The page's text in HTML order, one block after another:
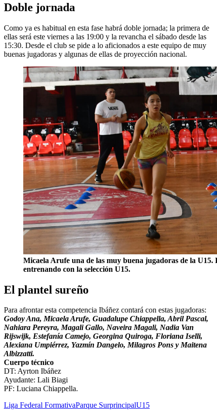
Doble jornada
Como ya es habitual en esta fase habrá doble jornada; la primera de
ellas será este viernes a las 19:00 y la revancha el sábado desde las
15:30. Desde el club se pide a lo aficionados a este equipo de muy
buenas jugadoras y algunas de ellas de proyección nacional.
Micaela Arufe una de las muy buena jugadoras de la U15.
entrenando con la selección U15.
El plantel sureño
Para afrontar esta competencia Ibáñez contará con estas jugadoras:
Godoy Ana, Micaela Arufe, Guadalupe Chiappella, Abril Pascal,
Nahiara Pereyra, Magali Gallo, Naveira Magali, Nadia Van
Rijswijk, Estefanía Camejo, Georgina Quiroga, Floriana Iselli,
Alexiana Umpiérrez, Yazmín Dangelo, Milagros Pons y Maitena
Albizzatti.
Cuerpo técnico
DT: Ayrton Ibáñez
Ayudante: Lali Biagi
PF: Luciana Chiappella.
Liga Federal FormativaParque SurprincipalU15